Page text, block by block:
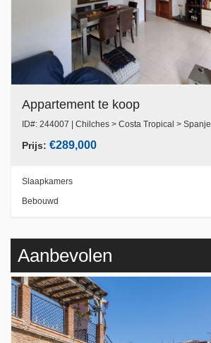
Appartement te koop
ID#: 244007 | Chilches > Costa Tropical > Spanje
Prijs: €289,000
Slaapkamers
Bebouwd
Aanbevolen